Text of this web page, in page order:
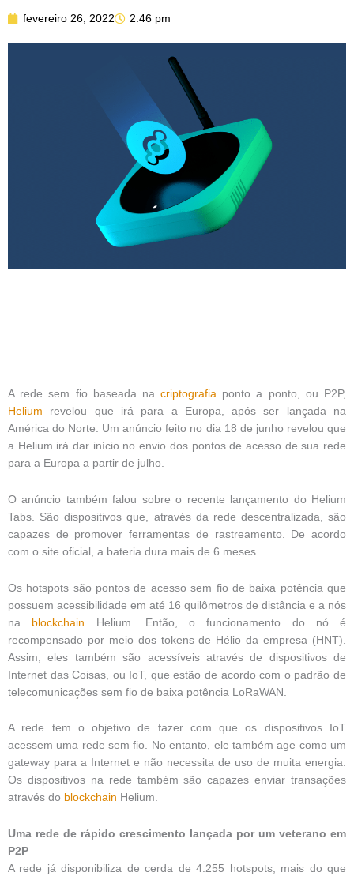
fevereiro 26, 2022 2:46 pm
A rede sem fio baseada nacriptografia ponto a ponto, ou P2P,
Helium revelou que irá para a Europa, após ser lançada na
América do Norte. Um anúncio feito no dia 18 de junho revelou que
a Helium irá dar início no envio dos pontos de acesso de sua rede
para a Europa a partir de julho.
O anúncio também falou sobre o recente lançamento do Helium
Tabs. São dispositivos que, através da rede descentralizada, são
capazes de promover ferramentas de rastreamento. De acordo
com o site oficial, a bateria dura mais de 6 meses.
Os hotspots são pontos de acesso sem fio de baixa potência que
possuem acessibilidade em até 16 quilômetros de distância e a nós
na blockchain Helium. Então, o funcionamento do nó é
recompensado por meio dos tokens de Hélio da empresa (HNT).
Assim, eles também são acessíveis através de dispositivos de
Internet das Coisas, ou IoT, que estão de acordo com o padrão de
telecomunicações sem fio de baixa potência LoRaWAN.
A rede tem o objetivo de fazer com que os dispositivos IoT
acessem uma rede sem fio. No entanto, ele também age como um
gateway para a Internet e não necessita de uso de muita energia.
Os dispositivos na rede também são capazes enviar transações
através do blockchain Helium.
Uma rede de rápido crescimento lançada por um veterano em
P2P
A rede já disponibiliza de cerda de 4.255 hotspots, mais do que